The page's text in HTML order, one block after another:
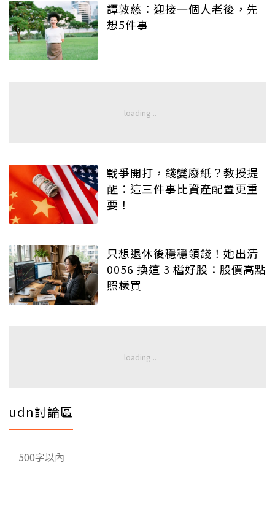
譚敦慈：迎接一個人老後，先
想5件事
戰爭開打，錢變廢紙？教授提
醒：這三件事比資產配置更重
要！
只想退休後穩穩領錢！她出清
0056 換這 3 檔好股：股價高點
照樣買
udn討論區